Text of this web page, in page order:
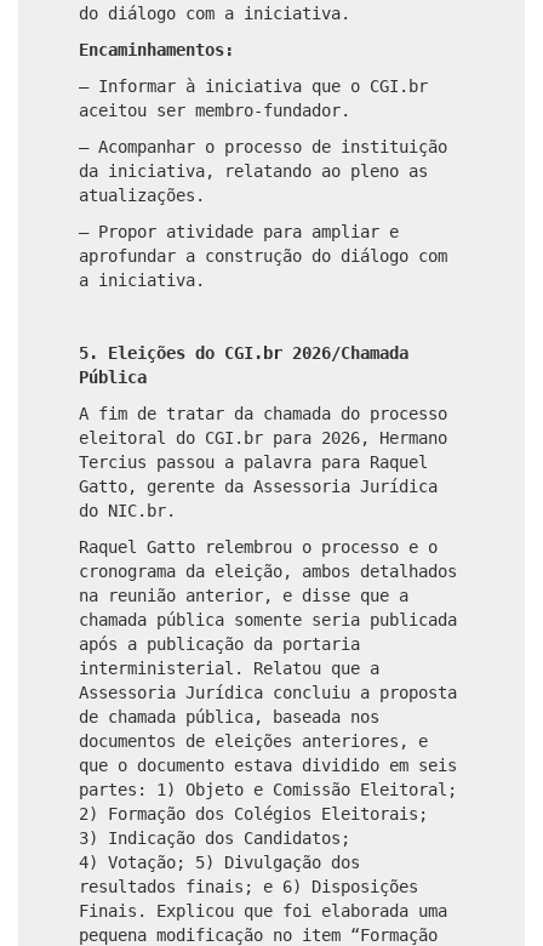
do diálogo com a iniciativa.
Encaminhamentos:
– Informar à iniciativa que o CGI.br
aceitou ser membro-fundador.
– Acompanhar o processo de instituição
da iniciativa, relatando ao pleno as
atualizações.
– Propor atividade para ampliar e
aprofundar a construção do diálogo com
a iniciativa.
5. Eleições do CGI.br 2026/Chamada
Pública
A fim de tratar da chamada do processo
eleitoral do CGI.br para 2026, Hermano
Tercius passou a palavra para Raquel
Gatto, gerente da Assessoria Jurídica
do NIC.br.
Raquel Gatto relembrou o processo e o
cronograma da eleição, ambos detalhados
na reunião anterior, e disse que a
chamada pública somente seria publicada
após a publicação da portaria
interministerial. Relatou que a
Assessoria Jurídica concluiu a proposta
de chamada pública, baseada nos
documentos de eleições anteriores, e
que o documento estava dividido em seis
partes: 1) Objeto e Comissão Eleitoral;
2) Formação dos Colégios Eleitorais;
3) Indicação dos Candidatos;
4) Votação; 5) Divulgação dos
resultados finais; e 6) Disposições
Finais. Explicou que foi elaborada uma
pequena modificação no item “Formação